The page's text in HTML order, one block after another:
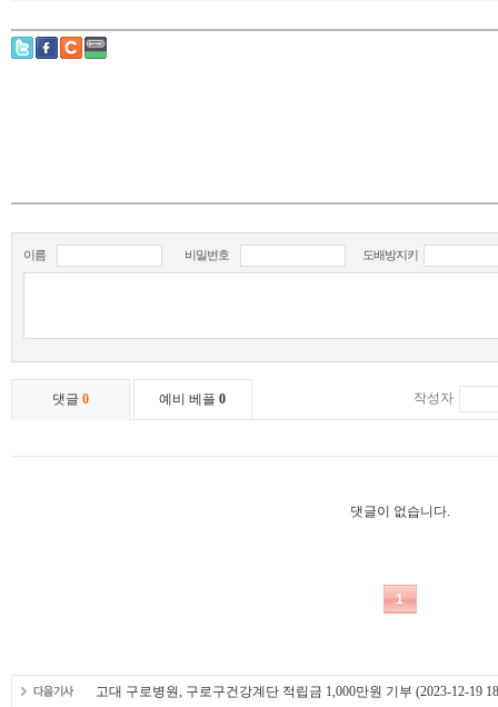
고대 구로병원, 구로구건강계단 적립금 1,000만원 기부 (2023-12-19